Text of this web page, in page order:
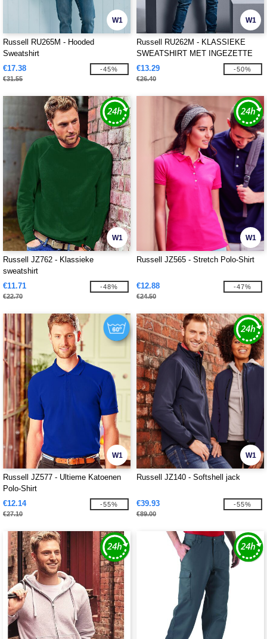
W1
Russell RU265M - Hooded
Sweatshirt
€17.38
€31.55
-45%
W1
Russell RU262M - KLASSIEKE
SWEATSHIRT MET INGEZETTE
MOUWEN
€13.29
€26.40
-50%
W1
Russell JZ762 - Klassieke
sweatshirt
€11.71
€22.70
-48%
W1
Russell JZ565 - Stretch Polo-Shirt
€12.88
€24.50
-47%
W1
Russell JZ577 - Ultieme Katoenen
Polo-Shirt
€12.14
€27.10
-55%
W1
Russell JZ140 - Softshell jack
€39.93
€89.00
-55%